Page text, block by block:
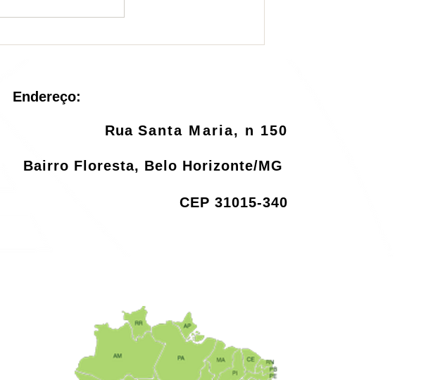
Endereço:
RuaSanta Maria, n 150
Bairro Floresta, Belo Horizonte/MG
CEP 31015-340